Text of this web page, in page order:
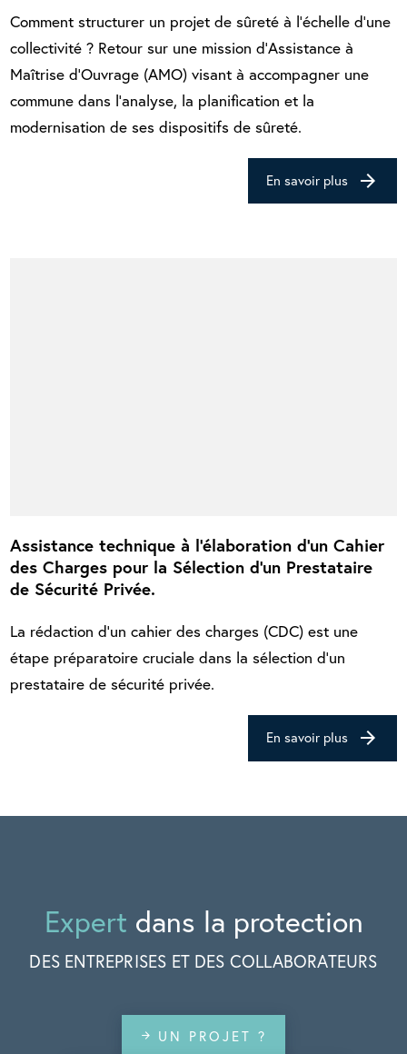
Comment structurer un projet de sûreté à l’échelle d’une
collectivité ? Retour sur une mission d’Assistance à
Maîtrise d’Ouvrage (AMO) visant à accompagner une
commune dans l’analyse, la planification et la
modernisation de ses dispositifs de sûreté.
En savoir plus arrow_forward
Assistance technique à l’élaboration d'un Cahier
des Charges pour la Sélection d'un Prestataire
de Sécurité Privée.
La rédaction d'un cahier des charges (CDC) est une
étape préparatoire cruciale dans la sélection d'un
prestataire de sécurité privée.
En savoir plus arrow_forward
Expert dans la protection
DES ENTREPRISES ET DES COLLABORATEURS
arrow_forward UN PROJET ?